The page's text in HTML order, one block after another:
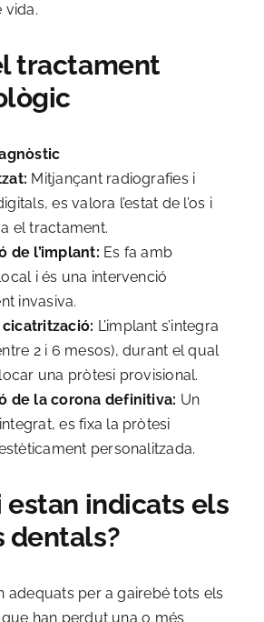
vida.
tractament
Mitjançant radiografies i
es valora l’estat de l’os i
el tractament.
de l’implant: Es fa amb
i és una intervenció
invasiva.
cicatrització: L’implant s’integra
2 i 6 mesos), durant el qual
una pròtesi provisional.
de la corona definitiva: Un
es fixa la pròtesi
personalitzada.
estan indicats els
dentals?
adequats per a gairebé tots els
han perdut una o més